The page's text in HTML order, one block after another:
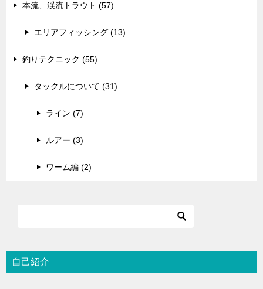
本流、渓流トラウト (57)
エリアフィッシング (13)
釣りテクニック (55)
タックルについて (31)
ライン (7)
ルアー (3)
ワーム編 (2)
自己紹介